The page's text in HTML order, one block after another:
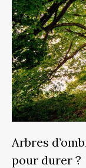
Arbres
pour durer ?